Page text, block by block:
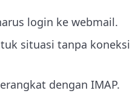
login ke webmail.
situasi tanpa koneksi
dengan IMAP.